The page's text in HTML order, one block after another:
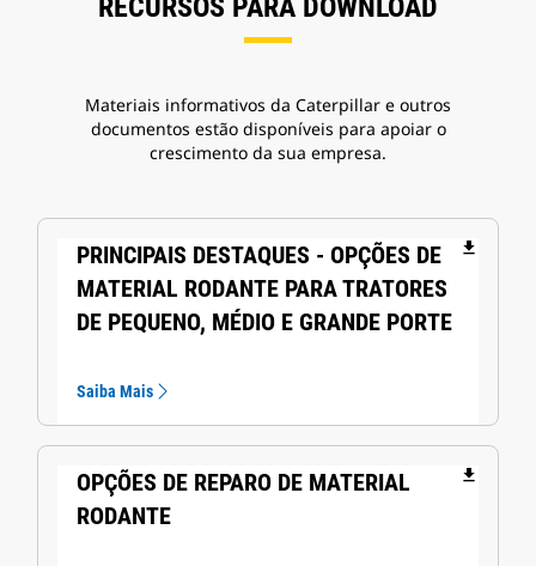
RECURSOS PARA DOWNLOAD
Materiais informativos da Caterpillar e outros
documentos estão disponíveis para apoiar o
crescimento da sua empresa.
PRINCIPAIS DESTAQUES - OPÇÕES DE
MATERIAL RODANTE PARA TRATORES
DE PEQUENO, MÉDIO E GRANDE PORTE
file_download
Saiba Mais
OPÇÕES DE REPARO DE MATERIAL
RODANTE
file_download